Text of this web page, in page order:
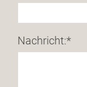
Nachricht:*